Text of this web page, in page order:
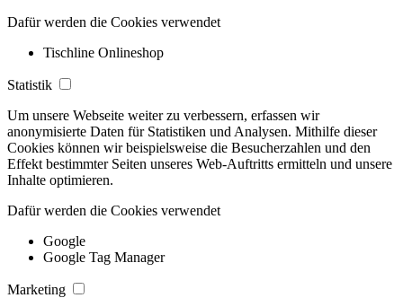
Dafür werden die Cookies verwendet
Tischline Onlineshop
Statistik
Um unsere Webseite weiter zu verbessern, erfassen wir
anonymisierte Daten für Statistiken und Analysen. Mithilfe dieser
Cookies können wir beispielsweise die Besucherzahlen und den
Effekt bestimmter Seiten unseres Web-Auftritts ermitteln und unsere
Inhalte optimieren.
Dafür werden die Cookies verwendet
Google
Google Tag Manager
Marketing